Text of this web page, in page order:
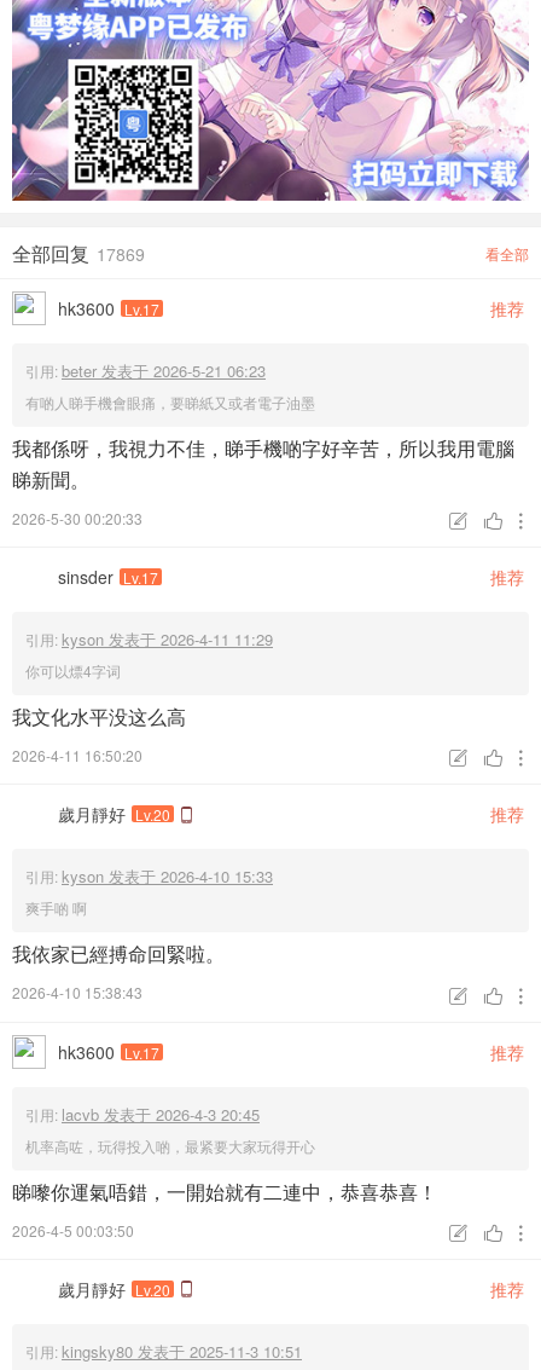
全部回复 17869 看全部
hk3600 Lv.17 推荐
引用: beter 发表于 2026-5-21 06:23
有啲人睇手機會眼痛，要睇紙又或者電子油墨
我都係呀，我視力不佳，睇手機啲字好辛苦，所以我用電腦
睇新聞。
2026-5-30 00:20:33  

sinsder Lv.17 推荐
引用: kyson 发表于 2026-4-11 11:29
你可以熛4字词
我文化水平没这么高
2026-4-11 16:50:20  

歲月靜好 Lv.20 推荐
引用: kyson 发表于 2026-4-10 15:33
爽手啲 啊
我依家已經搏命回緊啦。
2026-4-10 15:38:43  

hk3600 Lv.17 推荐
引用: lacvb 发表于 2026-4-3 20:45
机率高咗，玩得投入啲，最紧要大家玩得开心
睇嚟你運氣唔錯，一開始就有二連中，恭喜恭喜！
2026-4-5 00:03:50  

歲月靜好 Lv.20 推荐
引用: kingsky80 发表于 2025-11-3 10:51